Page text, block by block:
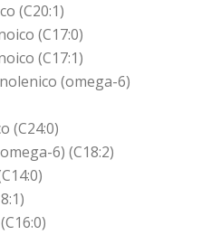
(C20:1)
(C17:0)
(C17:1)
(omega-6)
(C24:0)
6) (C18:2)